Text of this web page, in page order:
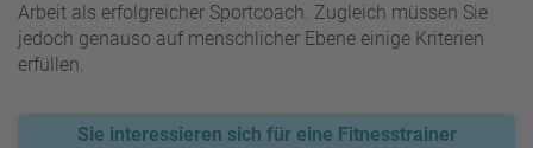
Arbeit als erfolgreicher Sportcoach. Zugleich müssen Sie
jedoch genauso auf menschlicher Ebene einige Kriterien
erfüllen.
Sie interessieren sich für eine Fitnesstrainer